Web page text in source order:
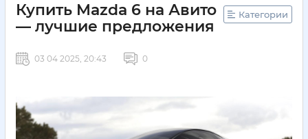
Купить Mazda 6 на Авито
— лучшие предложения
Категории
03 04 2025, 20:43 0